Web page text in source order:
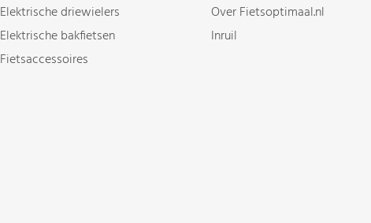
Elektrische driewielers
Elektrische bakfietsen
Fietsaccessoires
Over Fietsoptimaal.nl
Inruil